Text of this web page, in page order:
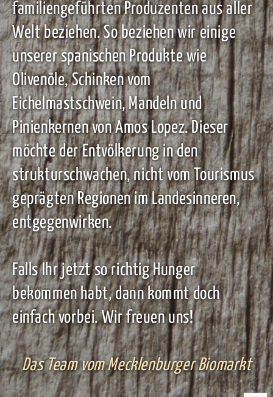
familiengeführten Produzenten aus aller
Welt beziehen. So beziehen wir einige
unserer spanischen Produkte wie
Olivenöle, Schinken vom
Eichelmastschwein, Mandeln und
Pinienkernen von Amos Lopez. Dieser
möchte der Entvölkerung in den
strukturschwachen, nicht vom Tourismus
geprägten Regionen im Landesinneren,
entgegenwirken.
Falls Ihr jetzt so richtig Hunger
bekommen habt, dann kommt doch
einfach vorbei. Wir freuen uns!
Das Team vom Mecklenburger Biomarkt